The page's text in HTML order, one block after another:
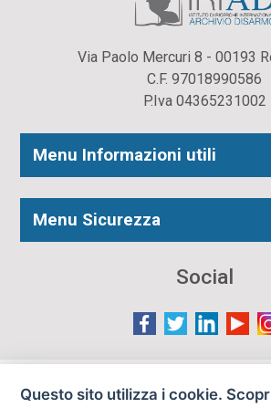
Via Paolo Mercuri 8 - 00193
C.F. 97018990586
P.Iva 04365231002
Menu Informazioni utili
Menu Sicurezza
Social
Le immagini presenti nel sito sono in
Questo sito utilizza i cookie.